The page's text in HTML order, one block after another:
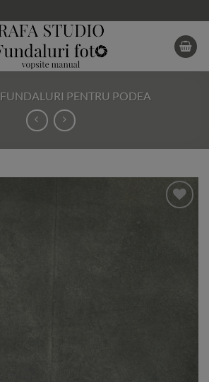
FUNDALURI PENTRU PODEA